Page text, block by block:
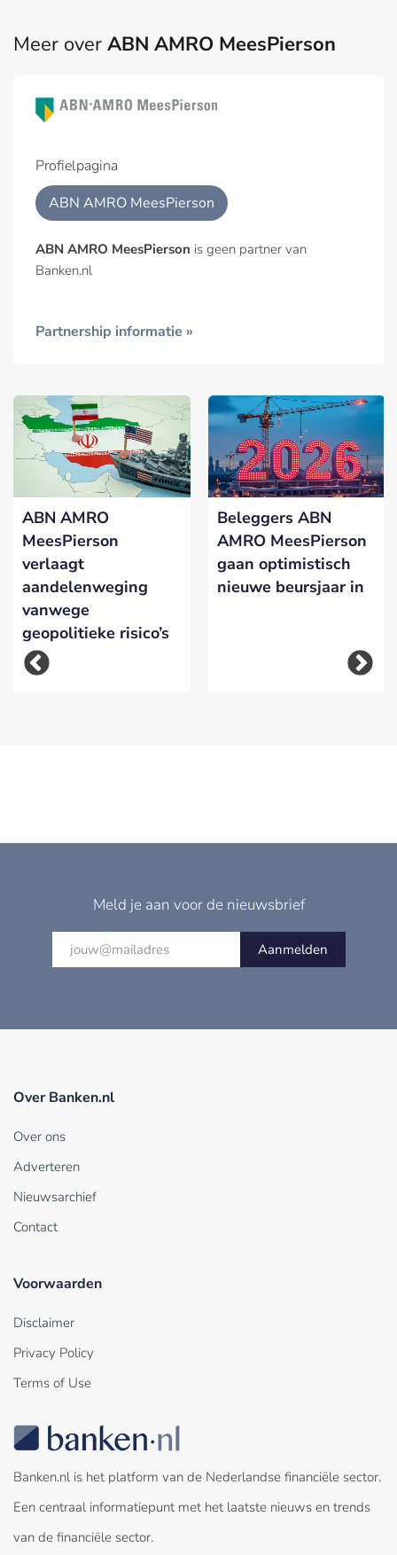
Meer over ABN AMRO MeesPierson
Profielpagina
ABN AMRO MeesPierson
ABN AMRO MeesPierson is geen partner van
Banken.nl
Partnership informatie »
ABN AMRO
MeesPierson
verlaagt
aandelenweging
vanwege
geopolitieke risico’s
Beleggers ABN
AMRO MeesPierson
gaan optimistisch
nieuwe beursjaar in
Meld je aan voor de nieuwsbrief
Aanmelden
Over Banken.nl
Over ons
Adverteren
Nieuwsarchief
Contact
Voorwaarden
Disclaimer
Privacy Policy
Terms of Use
Banken.nl is het platform van de Nederlandse financiële sector.
Een centraal informatiepunt met het laatste nieuws en trends
van de financiële sector.